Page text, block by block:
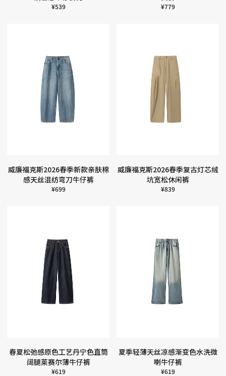
¥539 ¥779
威廉福克斯2026春季新款亲肤棉
感天丝混纺弯刀牛仔裤
¥699
威廉福克斯2026春季复古灯芯绒
坑宽松休闲裤
¥839
春夏松弛感原色工艺丹宁色直筒
阔腿莱赛尔薄牛仔裤
¥619
夏季轻薄天丝凉感渐变色水洗微
喇牛仔裤
¥619